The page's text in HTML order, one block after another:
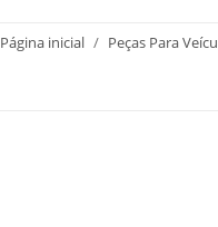
Página inicial Peças Para